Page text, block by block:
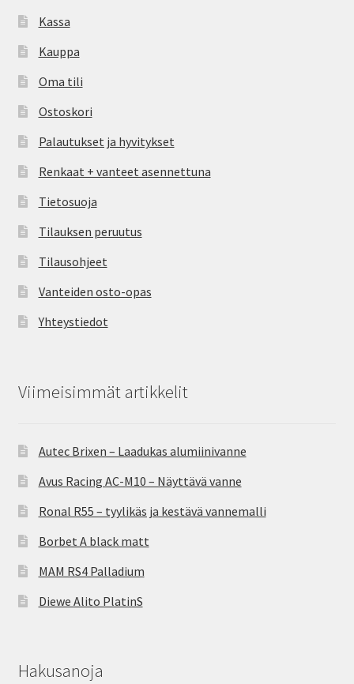
Kassa
Kauppa
Oma tili
Ostoskori
Palautukset ja hyvitykset
Renkaat + vanteet asennettuna
Tietosuoja
Tilauksen peruutus
Tilausohjeet
Vanteiden osto-opas
Yhteystiedot
Viimeisimmät artikkelit
Autec Brixen – Laadukas alumiinivanne
Avus Racing AC-M10 – Näyttävä vanne
Ronal R55 – tyylikäs ja kestävä vannemalli
Borbet A black matt
MAM RS4 Palladium
Diewe Alito PlatinS
Hakusanoja